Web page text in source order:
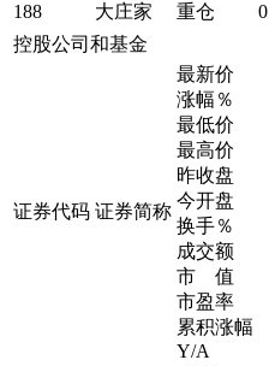
188
大庄家 重仓
控股公司和基金
证券代码 证券简称
最新价
涨幅％
最低价
最高价
昨收盘
今开盘
换手％
成交额
市 值
市盈率
累积涨幅
Y/A